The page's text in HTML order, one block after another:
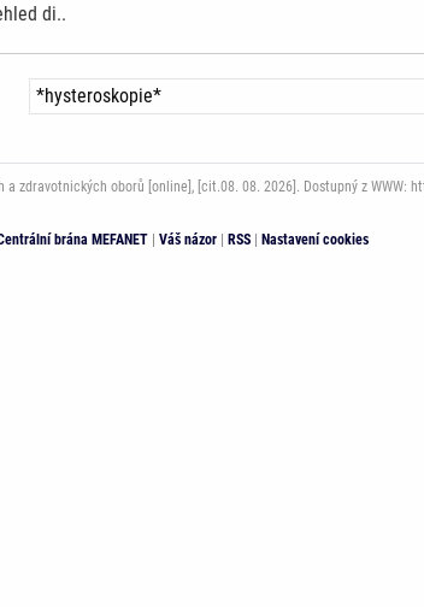
di..
a zdravotnických oborů [online], [cit.08. 08. 2026]. Dostupný z WWW:
brána MEFANET | Váš názor | RSS | Nastavení cookies